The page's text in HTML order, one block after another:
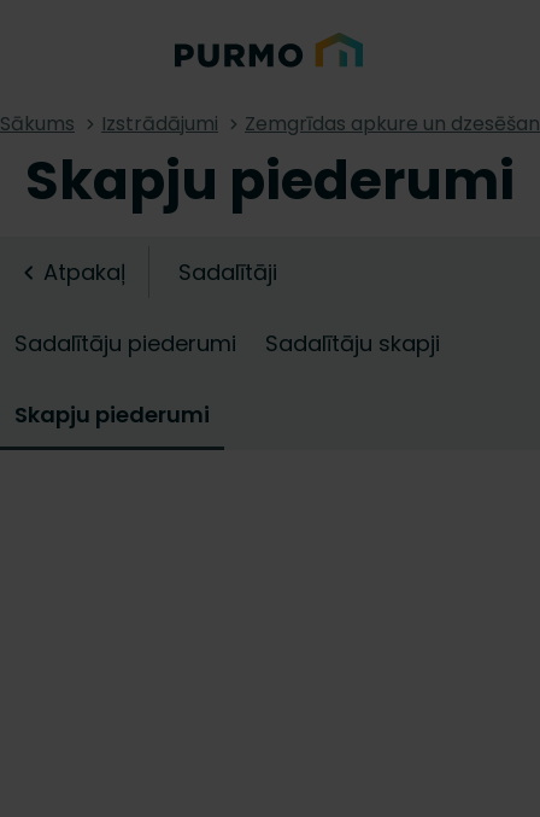
Sākums Izstrādājumi Zemgrīdas apkure un
Skapju piederumi
Atpakaļ Sadalītāji
Sadalītāju piederumi Sadalītāju skapji
Skapju piederumi